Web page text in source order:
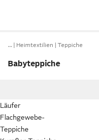
… Heimtextilien Teppiche
Babyteppiche
Läufer
Flachgewebe-
Teppiche